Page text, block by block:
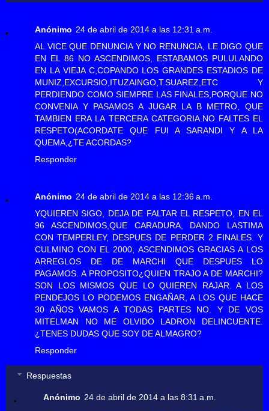
Anónimo 24 de abril de 2014 a las 12:31 a.m.
AL VICE QUE DENUNCIA Y NO RENUNCIA, LE DIGO QUE
EN EL 86 NO ASCENDIMOS, ESTABAMOS PULULANDO
EN LA VIEJA C,COPANDO LOS GRANDES ESTADIOS DE
MUNIZ,EXCURSIO,ITUZAINGO,T.SUAREZ,ETC Y
PERDIENDO COMO SIEMPRE LAS FINALES,PORQUE NO
CONVENIA Y PASAMOS A JUGAR LA B METRO, QUE
TAMBIEN ERA LA TERCERA CATEGORIA.NO FALTES EL
RESPETO(ACORDATE QUE FUI A SARANDI Y A LA
QUEMA,¿TE ACORDAS?
Responder
Anónimo 24 de abril de 2014 a las 12:36 a.m.
YQUIEREN SIGO, DEJA DE FALTAR EL RESPETO, EN EL
96 ASCENDIMOS,QUE CARADURA, DANDO LASTIMA
CON TEMPERLEY, DESPUES DE PERDER 2 FINALES. Y
CULMINO CON EL 2000, ASCENDIMOS GRACIAS A LOS
ARREGLOS DE DE MARCHI QUE DESPUES LO
PAGAMOS. A PROPOSITO¿QUIEN TRAJO A DE MARCHI?
SON LOS MISMOS QUE LO QUIEREN RAJAR. A LOS
PENDEJOS LO PODEMOS ENGAÑAR, A LOS QUE HACE
30 AÑOS VAMOS A TODAS PARTES NO. Y DE VOS
MITELMAN NO ME OLVIDO LADRON DELINCUENTE.
¿TENES DUDAS QUE SOY DE ALMAGRO?
Responder
Respuestas
Anónimo 24 de abril de 2014 a las 8:31 a.m.